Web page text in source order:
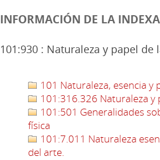
INFORMACIÓN DE LA
101:930 : Naturaleza y papel
101 Naturaleza, esencia y
101:316.326 Naturaleza y
101:501 Generalidades
física
101:7.011 Naturaleza
del arte.